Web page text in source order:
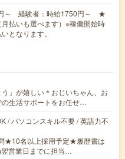
～ 経験者：時給1750円～ ★
払いも選べます）※稼働開始時
となります。
」が嬉しい＊おじいちゃん、お
生活サポートをお任せ…
/ パソコンスキル不要 / 英語力不
★10名以上採用予定★履歴書は
営業日までに担当…